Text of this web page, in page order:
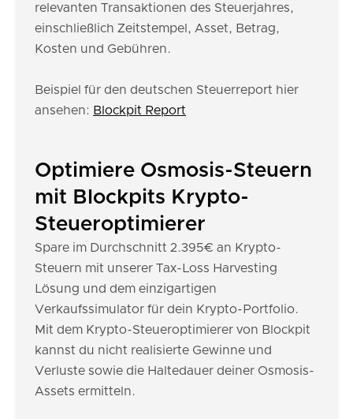
relevanten Transaktionen des Steuerjahres,
einschließlich Zeitstempel, Asset, Betrag,
Kosten und Gebühren.
Beispiel für den deutschen Steuerreport hier
ansehen: Blockpit Report
Optimiere Osmosis-Steuern
mit Blockpits Krypto-
Steueroptimierer
Spare im Durchschnitt 2.395€ an Krypto-
Steuern mit unserer Tax-Loss Harvesting
Lösung und dem einzigartigen
Verkaufssimulator für dein Krypto-Portfolio.
Mit dem Krypto-Steueroptimierer von Blockpit
kannst du nicht realisierte Gewinne und
Verluste sowie die Haltedauer deiner Osmosis-
Assets ermitteln.